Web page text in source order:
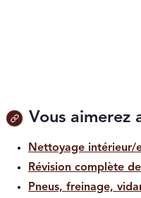
Vous aimerez
Nettoyage intérieur/
Révision complète
Pneus, freinage,